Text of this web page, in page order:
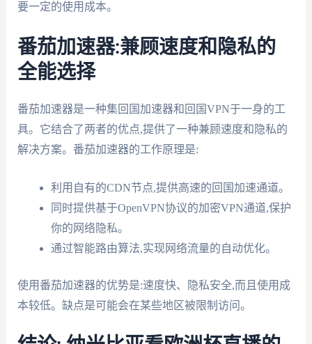
要一定的使用成本。
番茄加速器:兼顾速度和隐私的
全能选择
番茄加速器是一种集回国加速器和回国VPN于一身的工
具。它结合了两者的优点,提供了一种兼顾速度和隐私的
解决方案。番茄加速器的工作原理是:
利用自有的CDN节点,提供高速的回国加速通道。
同时提供基于OpenVPN协议的加密VPN通道,保护
你的网络隐私。
通过智能路由算法,实现网络流量的自动优化。
使用番茄加速器的优势是:速度快、隐私安全,而且使用成
本较低。缺点是可能会在某些地区被限制访问。